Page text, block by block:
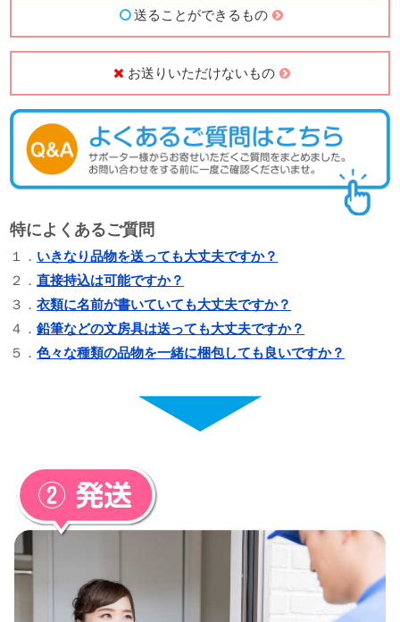
送ることができるもの
お送りいただけないもの
特によくあるご質問
１． いきなり品物を送っても大丈夫ですか？
２．直接持込は可能ですか？
３．衣類に名前が書いていても大丈夫ですか？
４．鉛筆などの文房具は送っても大丈夫ですか？
５．色々な種類の品物を一緒に梱包しても良いですか？